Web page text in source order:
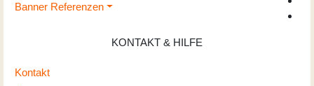
Banner Referenzen
KONTAKT & HILFE
Kontakt